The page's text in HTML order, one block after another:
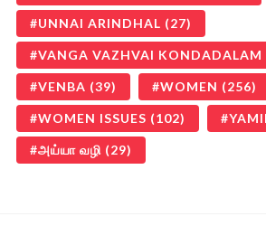
UNNAI ARINDHAL (27)
VANGA VAZHVAI KONDADALAM
VENBA (39) WOMEN (256)
WOMEN ISSUES (102)
அய்யா வழி (29)